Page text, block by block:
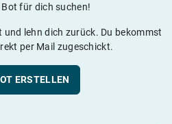
Bot für dich suchen!
und lehn dich zurück. Du bekommst
per Mail zugeschickt.
ERSTELLEN